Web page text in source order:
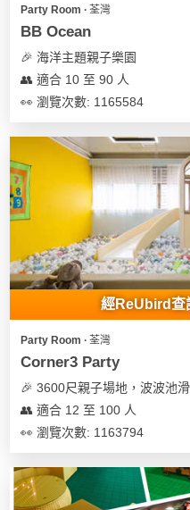
特
色
蛋
糕
花
束
及
花
品
場
地
佈
置
用
Party
朋
友
聚
會
慶
祝
生
拍
拖
業/
公
司
活
動
婚
禮
動
攻
略
活
攻
略
計
劃
員
需
交
軟
時
間
神
情
關
Party Room ∙ 荃灣
BB Ocean
🎉 海洋主題親子樂園
👥 適合 10 至 90 人
👀 瀏覽次數: 1165584
經ReUbird查
Party Room ∙ 荃灣
Corner3 Party
🎉 3600尺親子場地，波波池
👥 適合 12 至 100 人
👀 瀏覽次數: 1163794